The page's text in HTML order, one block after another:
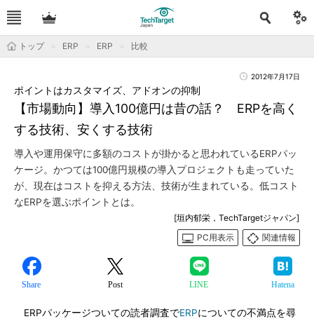
トップ ERP ERP 比較
2012年7月17日
【市場動向】導入100億円は昔の話？ ERPを高く
する技術、安くする技術
ポイントはカスタマイズ、アドオンの抑制
導入や運用保守に多額のコストが掛かると思われているERPパッ
ケージ。かつては100億円規模の導入プロジェクトも走っていた
が、現在はコストを抑える方法、技術が生まれている。低コスト
なERPを選ぶポイントとは。
[垣内郁栄，TechTargetジャパン]
PC用表示
関連情報
Share Post LINE Hatena
ERPパッケージついての読者調査でERPについての不満点を尋